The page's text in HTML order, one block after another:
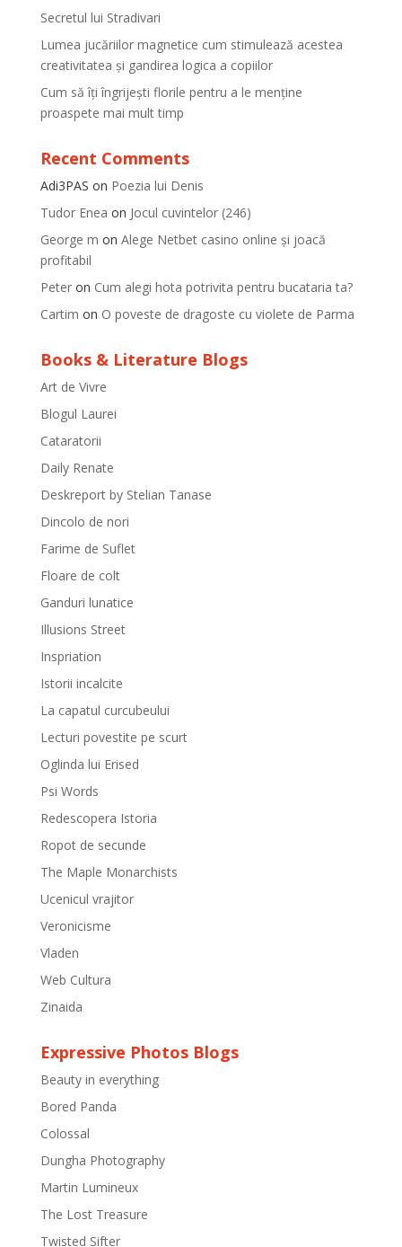
Secretul lui Stradivari
Lumea jucăriilor magnetice cum stimulează acestea
creativitatea și gandirea logica a copiilor
Cum să îți îngrijești florile pentru a le menține
proaspete mai mult timp
Recent Comments
Adi3PAS on Poezia lui Denis
Tudor Enea on Jocul cuvintelor (246)
George m on Alege Netbet casino online și joacă
profitabil
Peteron Cum alegi hota potrivita pentru bucataria ta?
Cartim on O poveste de dragoste cu violete de Parma
Books & Literature Blogs
Art de Vivre
Blogul Laurei
Cataratorii
Daily Renate
Deskreport by Stelian Tanase
Dincolo de nori
Farime de Suflet
Floare de colt
Ganduri lunatice
Illusions Street
Inspriation
Istorii incalcite
La capatul curcubeului
Lecturi povestite pe scurt
Oglinda lui Erised
Psi Words
Redescopera Istoria
Ropot de secunde
The Maple Monarchists
Ucenicul vrajitor
Veronicisme
Vladen
Web Cultura
Zinaida
Expressive Photos Blogs
Beauty in everything
Bored Panda
Colossal
Dungha Photography
Martin Lumineux
The Lost Treasure
Twisted Sifter